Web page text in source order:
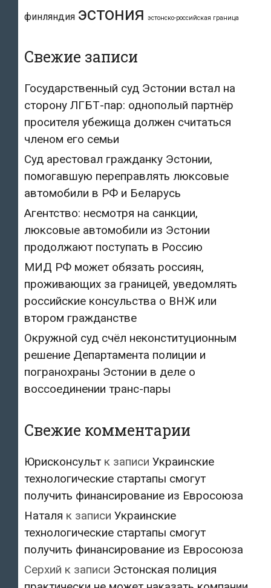
финляндия эстония эстонско-российская граница
Свежие записи
Государственный суд Эстонии встал на
сторону ЛГБТ-пар: однополый партнёр
просителя убежища должен считаться
членом его семьи
Суд арестовал гражданку Эстонии,
помогавшую переправлять люксовые
автомобили в РФ и Беларусь
Агентство: несмотря на санкции,
люксовые автомобили из Эстонии
продолжают поступать в Россию
МИД РФ может обязать россиян,
проживающих за границей, уведомлять
российские консульства о ВНЖ или
втором гражданстве
Окружной суд счёл неконституционным
решение Департамента полиции и
погранохраны Эстонии в деле о
воссоединении транс-пары
Свежие комментарии
Юрисконсульт к записи Украинские
технологические стартапы смогут
получить финансирование из Евросоюза
Наталя к записи Украинские
технологические стартапы смогут
получить финансирование из Евросоюза
Серхий к записи Эстонская полиция